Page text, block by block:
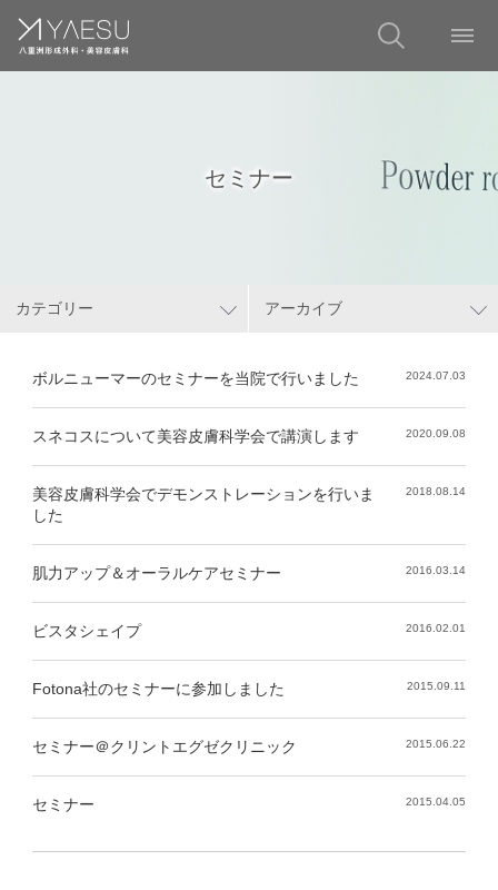
セミナー
カテゴリー アーカイブ
ボルニューマーのセミナーを当院で行いました 2024.07.03
スネコスについて美容皮膚科学会で講演します 2020.09.08
美容皮膚科学会でデモンストレーションを行いま
した
2018.08.14
肌力アップ＆オーラルケアセミナー 2016.03.14
ビスタシェイプ 2016.02.01
Fotona社のセミナーに参加しました 2015.09.11
セミナー＠クリントエグゼクリニック 2015.06.22
セミナー 2015.04.05